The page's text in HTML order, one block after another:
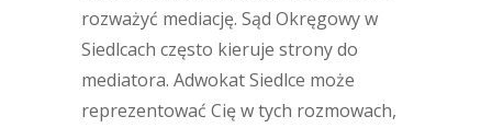
rozważyć mediację. Sąd Okręgowy w
Siedlcach często kieruje strony do
mediatora. Adwokat Siedlce może
reprezentować Cię w tych rozmowach,